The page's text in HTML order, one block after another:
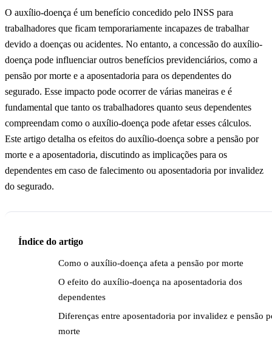
O auxílio-doença é um benefício concedido pelo INSS para
trabalhadores que ficam temporariamente incapazes de trabalhar
devido a doenças ou acidentes. No entanto, a concessão do auxílio-
doença pode influenciar outros benefícios previdenciários, como a
pensão por morte e a aposentadoria para os dependentes do
segurado. Esse impacto pode ocorrer de várias maneiras e é
fundamental que tanto os trabalhadores quanto seus dependentes
compreendam como o auxílio-doença pode afetar esses cálculos.
Este artigo detalha os efeitos do auxílio-doença sobre a pensão por
morte e a aposentadoria, discutindo as implicações para os
dependentes em caso de falecimento ou aposentadoria por invalidez
do segurado.
Índice do artigo
Como o auxílio-doença afeta a pensão por morte
O efeito do auxílio-doença na aposentadoria dos
dependentes
Diferenças entre aposentadoria por invalidez e pensão
morte